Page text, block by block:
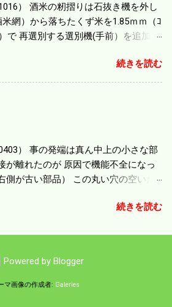
、籾摺りの能力などのバランスの問
機種で満足している。 というより買
まだ耕作面積が少なく手が出せ 無か
。キャビン付きだから一度は乗って
思う。 町内では5条刈りの100㎰で作
がいる。 秋作業は儲かるというのが
） 酒米の籾摺りは石抜き機を外し
網）から落ちたくず米を1.85ｍｍ（ｺ
で 再選別する選別機(手前）を追加す
2倍近い値段になる。 後で選別するの
がかかるので 一度に選別するやり方
からこの方式にした。 今年は酒米30
したところで未熟が3袋出る。 1.85ｍ
忙しい。 広島県の作況指数は98だと
感としては90が正しいと思うが こん
ず米が多い。 食協という米を扱う会
酷暑、あげくウンカの被害と トリプル
の最終作況指数はどんなことになるの
い。
続きを読む
） 事の発端は真ん中上の小さな部
が離れたのが 原因で機能不全になっ
側が古い部品） この丸い穴の空いた
するシャッターになっている。 シャ
えなくなった。 部品のステンレスの
うだ。 左の黒い部品は鋳物で恐ろし
品だ。 不満はあるが本体を買うこと
続きを読む
Powered by Blogger
マ画像の作成者: Galeries